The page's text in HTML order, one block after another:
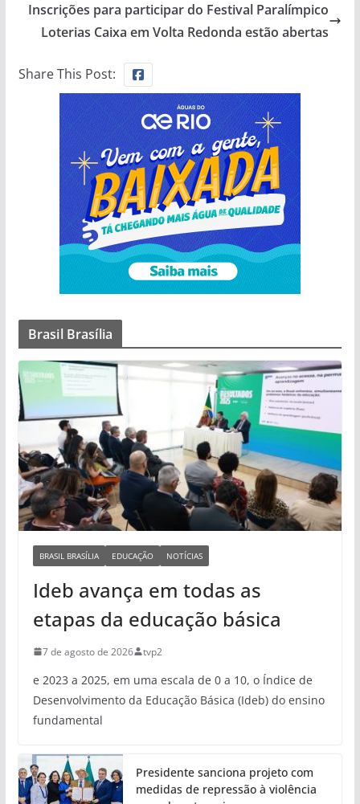
Inscrições para participar do Festival Paralímpico
Loterias Caixa em Volta Redonda estão abertas
Share This Post:
Brasil Brasília
BRASIL BRASÍLIA EDUCAÇÃO NOTÍCIAS
Ideb avança em todas as
etapas da educação básica
7 de agosto de 2026 tvp2
e 2023 a 2025, em uma escala de 0 a 10, o Índice de
Desenvolvimento da Educação Básica (Ideb) do ensino
fundamental
Presidente sanciona projeto com
medidas de repressão à violência